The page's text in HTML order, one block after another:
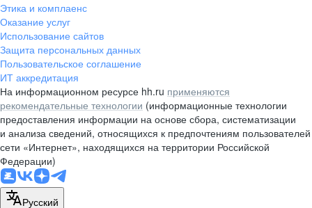
Этика и комплаенс
Оказание услуг
Использование сайтов
Защита персональных данных
Пользовательское соглашение
ИТ аккредитация
На информационном ресурсе hh.ru применяются
рекомендательные технологии (информационные технологии
предоставления информации на основе сбора, систематизации
и анализа сведений, относящихся к предпочтениям пользователей
сети «Интернет», находящихся на территории Российской
Федерации)
Русский